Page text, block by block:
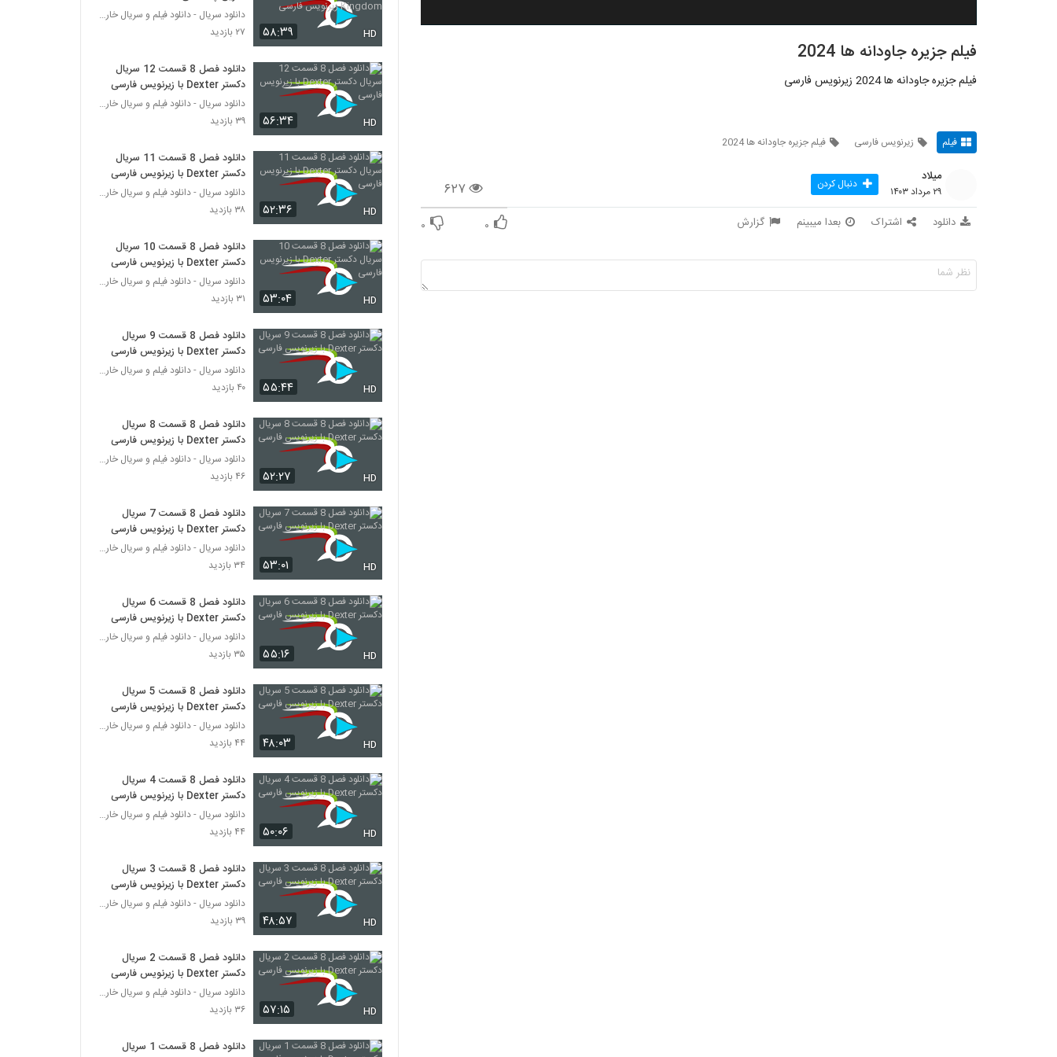
فیلم جزیره جاودانه ها 2024
فیلم جزیره جاودانه ها 2024 زیرنویس فارسی
فیلم زیرنویس فارسی فیلم جزیره جاودانه ها 2024
۶۲۷
میلاد
۲۹ مرداد ۱۴۰۳ دنبال کردن
دانلود اشتراک بعدا میبینم گزارش ۰ ۰
۵۸:۳۹ HD
Kingdom زیرنویس فارسی
دانلود سریال - دانلود فیلم و سریال خارجی
۲۷ بازدید
۵۶:۳۴ HD
دانلود فصل 8 قسمت 12 سریال
دکستر Dexter با زیرنویس فارسی
دانلود سریال - دانلود فیلم و سریال خارجی
۳۹ بازدید
۵۲:۳۶ HD
دانلود فصل 8 قسمت 11 سریال
دکستر Dexter با زیرنویس فارسی
دانلود سریال - دانلود فیلم و سریال خارجی
۳۸ بازدید
۵۳:۰۴ HD
دانلود فصل 8 قسمت 10 سریال
دکستر Dexter با زیرنویس فارسی
دانلود سریال - دانلود فیلم و سریال خارجی
۳۱ بازدید
۵۵:۴۴ HD
دانلود فصل 8 قسمت 9 سریال
دکستر Dexter با زیرنویس فارسی
دانلود سریال - دانلود فیلم و سریال خارجی
۴۰ بازدید
۵۲:۲۷ HD
دانلود فصل 8 قسمت 8 سریال
دکستر Dexter با زیرنویس فارسی
دانلود سریال - دانلود فیلم و سریال خارجی
۴۶ بازدید
۵۳:۰۱ HD
دانلود فصل 8 قسمت 7 سریال
دکستر Dexter با زیرنویس فارسی
دانلود سریال - دانلود فیلم و سریال خارجی
۳۴ بازدید
۵۵:۱۶ HD
دانلود فصل 8 قسمت 6 سریال
دکستر Dexter با زیرنویس فارسی
دانلود سریال - دانلود فیلم و سریال خارجی
۳۵ بازدید
۴۸:۰۳ HD
دانلود فصل 8 قسمت 5 سریال
دکستر Dexter با زیرنویس فارسی
دانلود سریال - دانلود فیلم و سریال خارجی
۴۴ بازدید
۵۰:۰۶ HD
دانلود فصل 8 قسمت 4 سریال
دکستر Dexter با زیرنویس فارسی
دانلود سریال - دانلود فیلم و سریال خارجی
۴۴ بازدید
۴۸:۵۷ HD
دانلود فصل 8 قسمت 3 سریال
دکستر Dexter با زیرنویس فارسی
دانلود سریال - دانلود فیلم و سریال خارجی
۳۹ بازدید
۵۷:۱۵ HD
دانلود فصل 8 قسمت 2 سریال
دکستر Dexter با زیرنویس فارسی
دانلود سریال - دانلود فیلم و سریال خارجی
۳۶ بازدید
دانلود فصل 8 قسمت 1 سریال